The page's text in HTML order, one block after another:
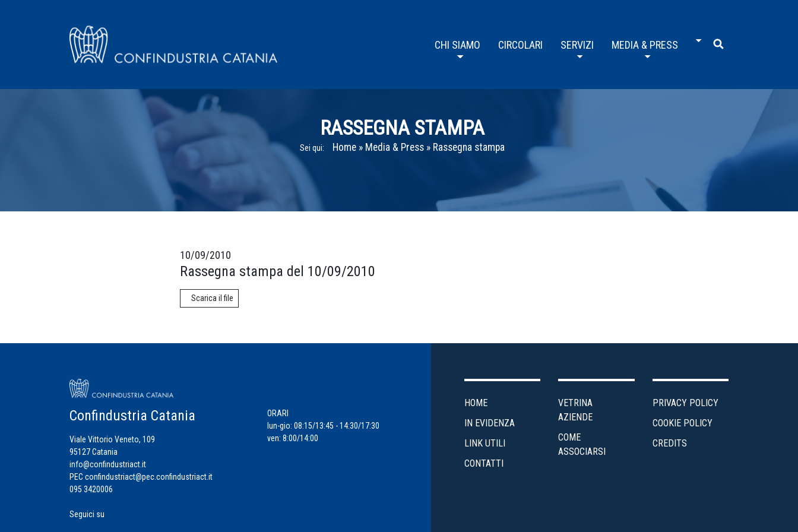
CHI SIAMO CIRCOLARI SERVIZI MEDIA & PRESS
RASSEGNA STAMPA
Sei qui: Home» Media & Press» Rassegna stampa
10/09/2010
Rassegna stampa del 10/09/2010
Scarica il file
Confindustria Catania
Viale Vittorio Veneto, 109
95127 Catania
info@confindustriact.it
PEC confindustriact@pec.confindustriact.it
095 3420006
ORARI
lun-gio: 08:15/13:45 - 14:30/17:30
ven: 8:00/14:00
Seguici su
HOME
IN EVIDENZA
LINK UTILI
CONTATTI
VETRINA
AZIENDE
COME
ASSOCIARSI
PRIVACY POLICY
COOKIE POLICY
CREDITS